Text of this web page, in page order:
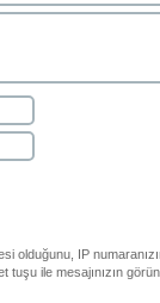
olduğunu, IP
tuşu ile mesajınızın